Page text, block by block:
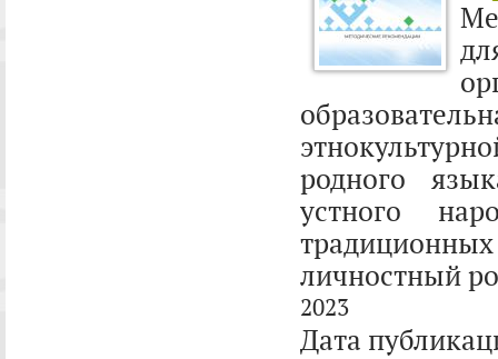
родного
устного
личностный
2023
Дата